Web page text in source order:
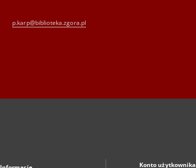
p.karp@biblioteka.zgora.pl
Konto użytkownika